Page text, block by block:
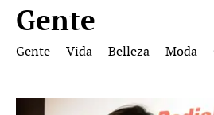
Gente
Gente Vida Belleza Moda